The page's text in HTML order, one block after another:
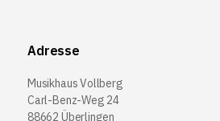
Adresse
Musikhaus Vollberg
Carl-Benz-Weg 24
88662 Überlingen